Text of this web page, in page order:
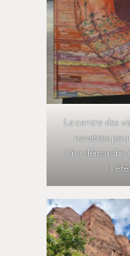
Le centre des
navettes
Une démarche